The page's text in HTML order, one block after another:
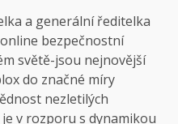
a generální ředitelka
bezpečnostní
světě-jsou nejnovější
do značné míry
nezletilých
v rozporu s dynamikou